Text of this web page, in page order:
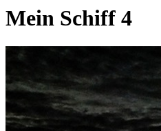
Mein Schiff 4